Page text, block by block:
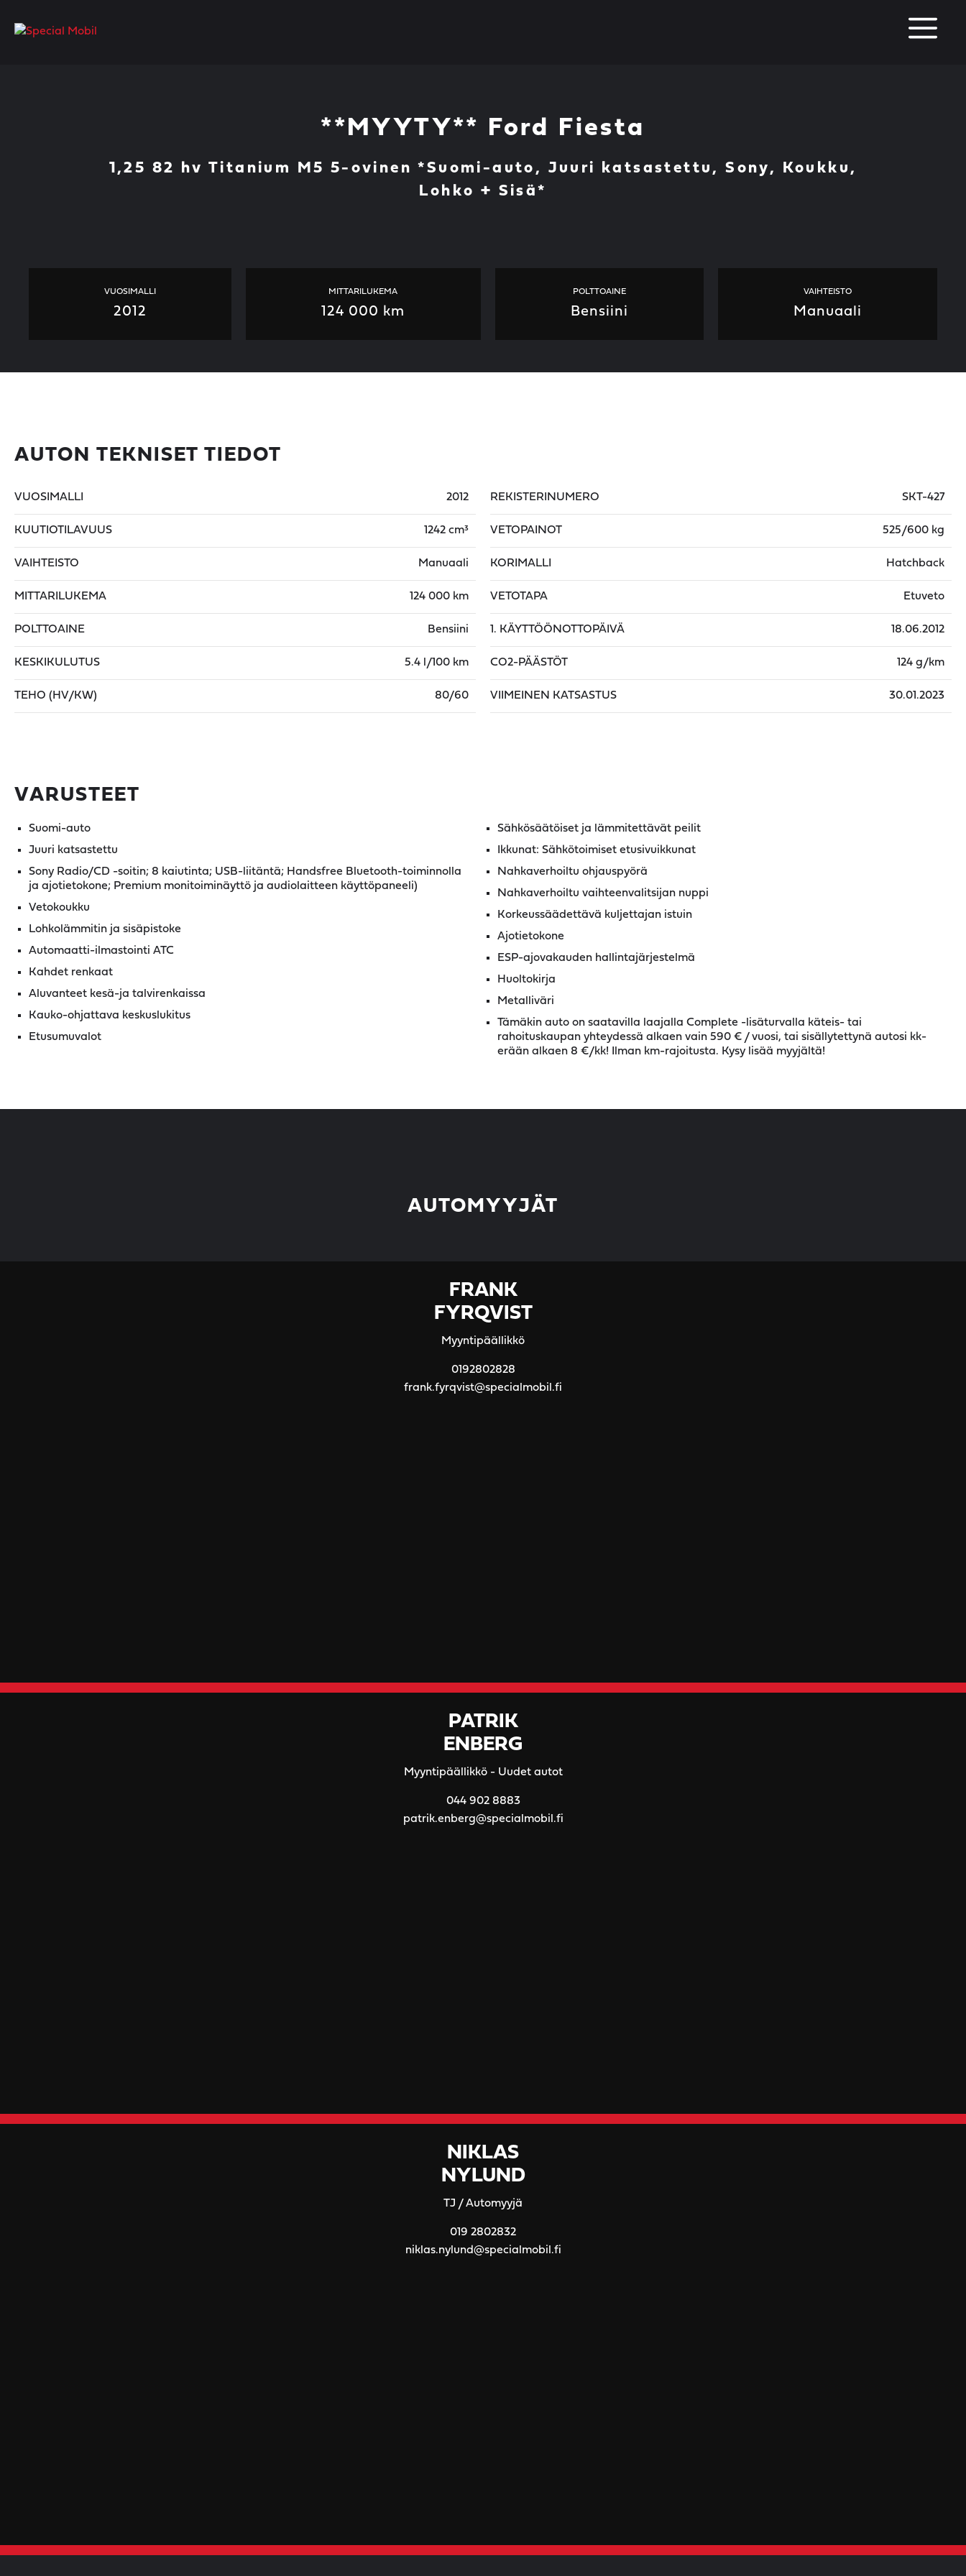
**MYYTY** Ford Fiesta
1,25 82 hv Titanium M5 5-ovinen *Suomi-auto, Juuri katsastettu, Sony, Koukku,
Lohko + Sisä*
VUOSIMALLI
2012
MITTARILUKEMA
124 000 km
POLTTOAINE
Bensiini
VAIHTEISTO
Manuaali
AUTON TEKNISET TIEDOT
VUOSIMALLI 2012
KUUTIOTILAVUUS 1242 cm³
VAIHTEISTO Manuaali
MITTARILUKEMA 124 000 km
POLTTOAINE Bensiini
KESKIKULUTUS 5.4 l/100 km
TEHO (HV/KW) 80/60
REKISTERINUMERO SKT-427
VETOPAINOT 525/600 kg
KORIMALLI Hatchback
VETOTAPA Etuveto
1. KÄYTTÖÖNOTTOPÄIVÄ 18.06.2012
CO2-PÄÄSTÖT 124 g/km
VIIMEINEN KATSASTUS 30.01.2023
VARUSTEET
Suomi-auto
Juuri katsastettu
Sony Radio/CD -soitin; 8 kaiutinta; USB-liitäntä; Handsfree Bluetooth-toiminnolla
ja ajotietokone; Premium monitoiminäyttö ja audiolaitteen käyttöpaneeli)
Vetokoukku
Lohkolämmitin ja sisäpistoke
Automaatti-ilmastointi ATC
Kahdet renkaat
Aluvanteet kesä-ja talvirenkaissa
Kauko-ohjattava keskuslukitus
Etusumuvalot
Sähkösäätöiset ja lämmitettävät peilit
Ikkunat: Sähkötoimiset etusivuikkunat
Nahkaverhoiltu ohjauspyörä
Nahkaverhoiltu vaihteenvalitsijan nuppi
Korkeussäädettävä kuljettajan istuin
Ajotietokone
ESP-ajovakauden hallintajärjestelmä
Huoltokirja
Metalliväri
Tämäkin auto on saatavilla laajalla Complete -lisäturvalla käteis- tai
rahoituskaupan yhteydessä alkaen vain 590 € / vuosi, tai sisällytettynä autosi kk-
erään alkaen 8 €/kk! Ilman km-rajoitusta. Kysy lisää myyjältä!
AUTOMYYJÄT
FRANK
FYRQVIST
Myyntipäällikkö
0192802828
frank.fyrqvist@specialmobil.fi
PATRIK
ENBERG
Myyntipäällikkö - Uudet autot
044 902 8883
patrik.enberg@specialmobil.fi
NIKLAS
NYLUND
TJ / Automyyjä
019 2802832
niklas.nylund@specialmobil.fi